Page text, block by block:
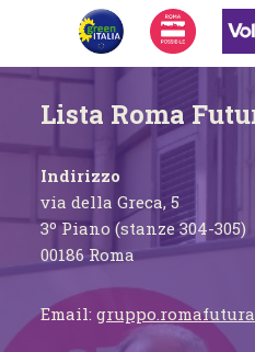
Lista Roma
Indirizzo
via della Greca, 5
3º Piano (stanze 304-305)
00186 Roma
Email: